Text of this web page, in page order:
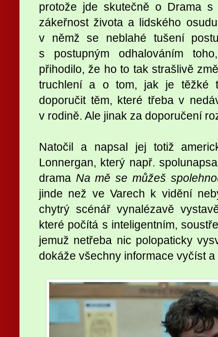
protože jde skutečně o Drama
zákeřnost života a lidského
v němž se neblahé tušení
s postupným odhalováním
přihodilo, že ho to tak strašlivě
truchlení a o tom, jak je těžké
doporučit těm, které třeba v
v rodině. Ale jinak za doporučení
Natočil a napsal jej totiž
Lonnergan, který např.
drama Na mě se můžeš
jinde než ve Varech k vidění
chytrý scénář vynalézavě
které počítá s inteligentním,
jemuž netřeba nic polopaticky
dokáže všechny informace vyčíst